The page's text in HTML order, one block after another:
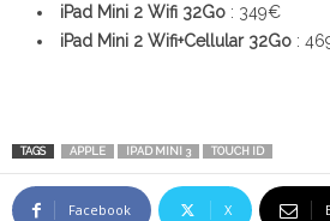
iPad Mini 2 Wifi 32Go : 349€
iPad Mini 2 Wifi+Cellular 32Go :
TAGS APPLE IPAD MINI 3 TOUCH ID
Facebook X